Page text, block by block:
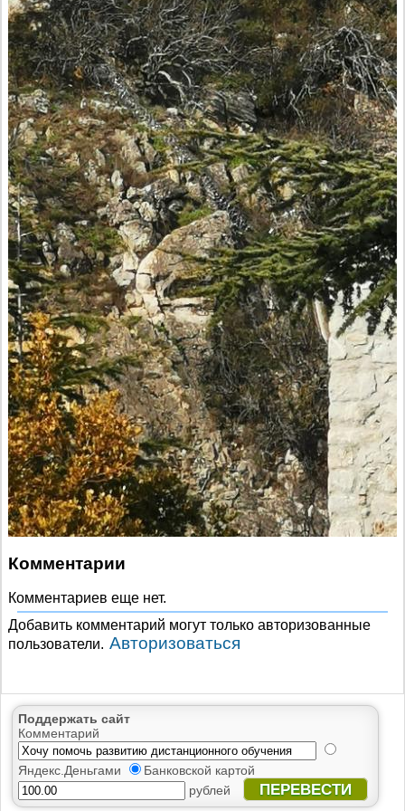
Комментарии
Комментариев еще нет.
Добавить комментарий могут только авторизованные
пользователи. Авторизоваться
Поддержать сайт
Комментарий
Яндекс.Деньгами
Банковской картой
рублей
ПЕРЕВЕСТИ